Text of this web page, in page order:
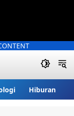
Hiburan